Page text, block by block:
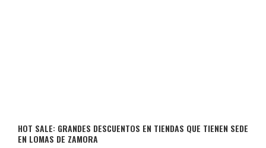
HOT SALE: GRANDES DESCUENTOS EN TIENDAS QUE TIENEN SEDE
EN LOMAS DE ZAMORA